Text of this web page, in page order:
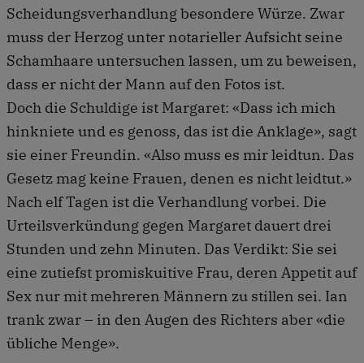
Scheidungsverhandlung besondere Würze. Zwar
muss der Herzog unter notarieller Aufsicht seine
Schamhaare untersuchen lassen, um zu beweisen,
dass er nicht der Mann auf den Fotos ist.
Doch die Schuldige ist Margaret: «Dass ich mich
hinkniete und es genoss, das ist die Anklage», sagt
sie einer Freundin. «Also muss es mir leidtun. Das
Gesetz mag keine Frauen, denen es nicht leidtut.»
Nach elf Tagen ist die Verhandlung vorbei. Die
Urteilsverkündung gegen Margaret dauert drei
Stunden und zehn Minuten. Das Verdikt: Sie sei
eine zutiefst promiskuitive Frau, deren Appetit auf
Sex nur mit mehreren Männern zu stillen sei. Ian
trank zwar – in den Augen des Richters aber «die
übliche Menge».